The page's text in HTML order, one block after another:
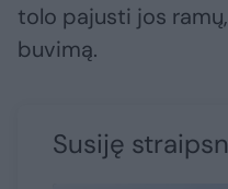
tolo pajusti jos
buvimą.
Susiję